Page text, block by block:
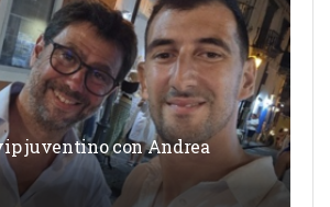
juventino con Andrea